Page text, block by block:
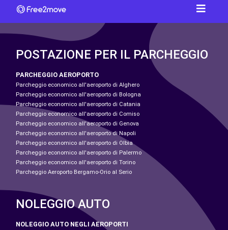
POSTAZIONE PER IL PARCHEGGIO
PARCHEGGIO AEROPORTO
Parcheggio economico all'aeroporto di Alghero
Parcheggio economico all'aeroporto di Bologna
Parcheggio economico all'aeroporto di Catania
Parcheggio economico all'aeroporto di Comiso
Parcheggio economico all'aeroporto di Genova
Parcheggio economico all'aeroporto di Napoli
Parcheggio economico all'aeroporto di Olbia
Parcheggio economico all'aeroporto di Palermo
Parcheggio economico all'aeroporto di Torino
Parcheggio Aeroporto Bergamo-Orio al Serio
NOLEGGIO AUTO
NOLEGGIO AUTO NEGLI AEROPORTI